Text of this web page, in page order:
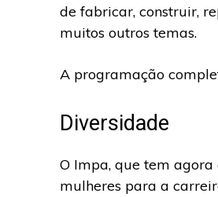
de fabricar, construir,
muitos outros temas.
A programação
Diversidade
O Impa, que tem
mulheres para a